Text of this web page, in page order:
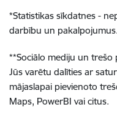
*Statistikas sīkdatnes -
darbību un pakalpojumus.
**Sociālo mediju un trešo
Jūs varētu dalīties ar
mājaslapai pievienoto
Maps, PowerBI vai citus.